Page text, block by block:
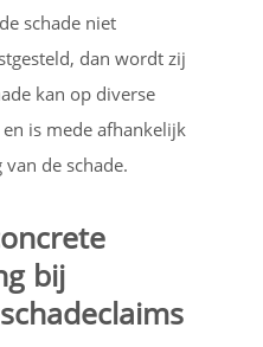
schade niet
dan wordt zij
kan op diverse
is mede afhankelijk
de schade.
bij